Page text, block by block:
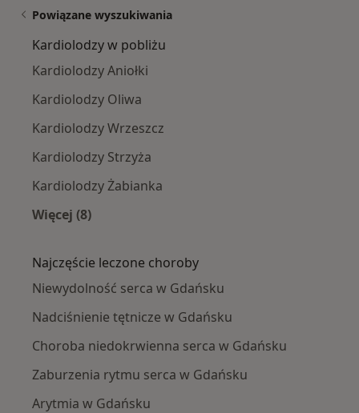
Powiązane wyszukiwania
Kardiolodzy w pobliżu
Kardiolodzy Aniołki
Kardiolodzy Oliwa
Kardiolodzy Wrzeszcz
Kardiolodzy Strzyża
Kardiolodzy Żabianka
Więcej (8)
Najczęście leczone choroby
Niewydolność serca w Gdańsku
Nadciśnienie tętnicze w Gdańsku
Choroba niedokrwienna serca w Gdańsku
Zaburzenia rytmu serca w Gdańsku
Arytmia w Gdańsku